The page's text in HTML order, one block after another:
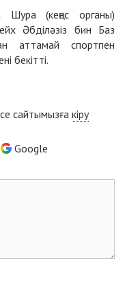
Шура (кеңес органы)
Әбділәзіз бин Баз
аттамай спортпен
бекітті.
сайтымызға кіру
Google